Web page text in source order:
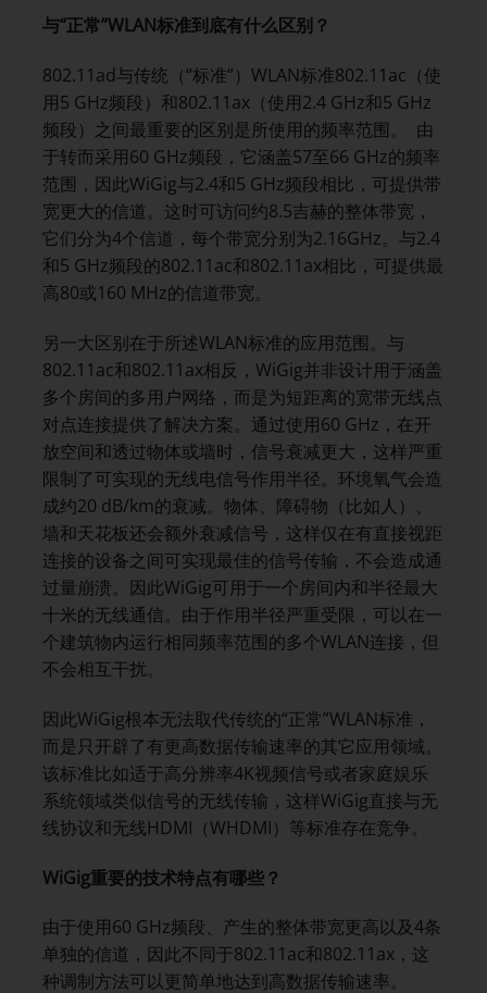
与“正常”WLAN标准到底有什么区别？
802.11ad与传统（“标准”）WLAN标准802.11ac（使
用5 GHz频段）和802.11ax（使用2.4 GHz和5 GHz
频段）之间最重要的区别是所使用的频率范围。 由
于转而采用60 GHz频段，它涵盖57至66 GHz的频率
范围，因此WiGig与2.4和5 GHz频段相比，可提供带
宽更大的信道。这时可访问约8.5吉赫的整体带宽，
它们分为4个信道，每个带宽分别为2.16GHz。与2.4
和5 GHz频段的802.11ac和802.11ax相比，可提供最
高80或160 MHz的信道带宽。
另一大区别在于所述WLAN标准的应用范围。与
802.11ac和802.11ax相反，WiGig并非设计用于涵盖
多个房间的多用户网络，而是为短距离的宽带无线点
对点连接提供了解决方案。通过使用60 GHz，在开
放空间和透过物体或墙时，信号衰减更大，这样严重
限制了可实现的无线电信号作用半径。环境氧气会造
成约20 dB/km的衰减。物体、障碍物（比如人）、
墙和天花板还会额外衰减信号，这样仅在有直接视距
连接的设备之间可实现最佳的信号传输，不会造成通
过量崩溃。因此WiGig可用于一个房间内和半径最大
十米的无线通信。由于作用半径严重受限，可以在一
个建筑物内运行相同频率范围的多个WLAN连接，但
不会相互干扰。
因此WiGig根本无法取代传统的“正常”WLAN标准，
而是只开辟了有更高数据传输速率的其它应用领域。
该标准比如适于高分辨率4K视频信号或者家庭娱乐
系统领域类似信号的无线传输，这样WiGig直接与无
线协议和无线HDMI（WHDMI）等标准存在竞争。
WiGig重要的技术特点有哪些？
由于使用60 GHz频段、产生的整体带宽更高以及4条
单独的信道，因此不同于802.11ac和802.11ax，这
种调制方法可以更简单地达到高数据传输速率。